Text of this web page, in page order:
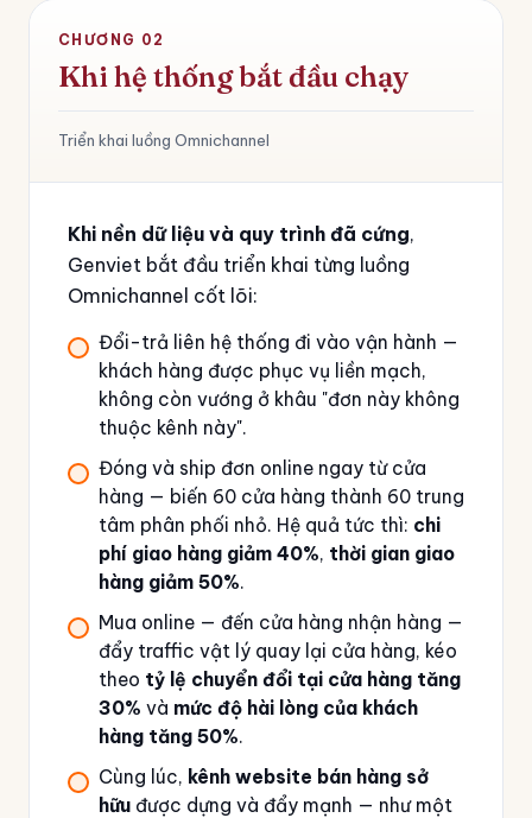
CHƯƠNG 02
Khi hệ thống bắt đầu chạy
Triển khai luồng Omnichannel
Khi nền dữ liệu và quy trình đã cứng,
Genviet bắt đầu triển khai từng luồng
Omnichannel cốt lõi:
Đổi-trả liên hệ thống đi vào vận hành —
khách hàng được phục vụ liền mạch,
không còn vướng ở khâu "đơn này không
thuộc kênh này".
Đóng và ship đơn online ngay từ cửa
hàng — biến 60 cửa hàng thành 60 trung
tâm phân phối nhỏ. Hệ quả tức thì: chi
phí giao hàng giảm 40%, thời gian giao
hàng giảm 50%.
Mua online — đến cửa hàng nhận hàng —
đẩy traffic vật lý quay lại cửa hàng, kéo
theo tỷ lệ chuyển đổi tại cửa hàng tăng
30% và mức độ hài lòng của khách
hàng tăng 50%.
Cùng lúc, kênh website bán hàng sở
hữu được dựng và đẩy mạnh — như một